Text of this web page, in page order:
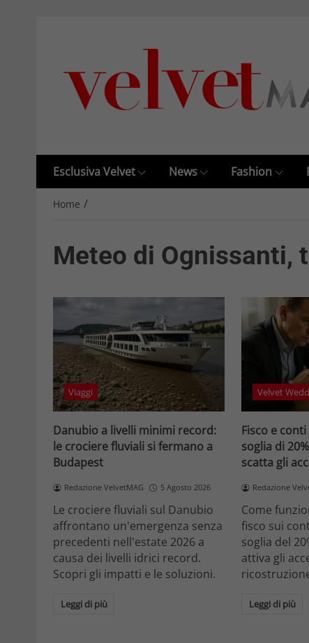
Esclusiva Velvet News Fashion
Home /
Meteo di Ognissanti,
Viaggi
Danubio a livelli minimi record:
le crociere fluviali si fermano a
Budapest
Redazione VelvetMAG 5 Agosto 2026
Le crociere fluviali sul Danubio
affrontano un'emergenza senza
precedenti nell'estate 2026 a
causa dei livelli idrici record.
Scopri gli impatti e le soluzioni.
Leggi di più
Velvet
Fisco e
soglia di
scatta gli
Redazione
Come
fisco sui
soglia del
attiva gli
Leggi di più